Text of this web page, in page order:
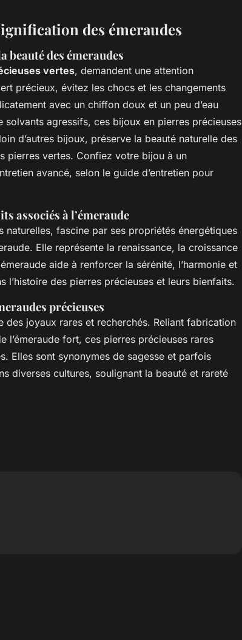
des émeraudes
beauté des émeraudes
vertes, demandent une attention
précieux, évitez les chocs et les changements
avec un chiffon doux et un peu d’eau
solvants agressifs, ces bijoux en pierres précieuses
d’autres bijoux, préserve la beauté naturelle des
pierres vertes. Confiez votre bijou à un
avancé, selon le guide d’entretien pour
associés à l’émeraude
naturelles, fascine par ses propriétés énergétiques
Elle représente la renaissance, la croissance
aide à renforcer la sérénité, l’harmonie et
l’histoire des pierres précieuses et leurs bienfaits.
précieuses
des joyaux rares et recherchés. Reliant fabrication
l’émeraude fort, ces pierres précieuses rares
Elles sont synonymes de sagesse et parfois
diverses cultures, soulignant la beauté et rareté